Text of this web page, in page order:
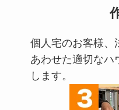
個人宅のお客様、
あわせた適切なハ
します。